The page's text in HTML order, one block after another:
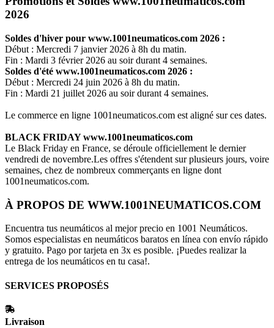
2026
Soldes d'hiver pour www.1001neumaticos.com 2026 :
Début : Mercredi 7 janvier 2026 à 8h du matin.
Fin : Mardi 3 février 2026 au soir durant 4 semaines.
Soldes d'été www.1001neumaticos.com 2026 :
Début : Mercredi 24 juin 2026 à 8h du matin.
Fin : Mardi 21 juillet 2026 au soir durant 4 semaines.
Le commerce en ligne 1001neumaticos.com est aligné sur ces dates.
BLACK FRIDAYwww.1001neumaticos.com
Le Black Friday en France, se déroule officiellement le dernier
vendredi de novembre.Les offres s'étendent sur plusieurs jours, voire
semaines, chez de nombreux commerçants en ligne dont
1001neumaticos.com.
À PROPOS DE WWW.1001NEUMATICOS.COM
Encuentra tus neumáticos al mejor precio en 1001 Neumáticos.
Somos especialistas en neumáticos baratos en línea con envío rápido
y gratuito. Pago por tarjeta en 3x es posible. ¡Puedes realizar la
entrega de los neumáticos en tu casa!.
SERVICES PROPOSÉS
Livraison